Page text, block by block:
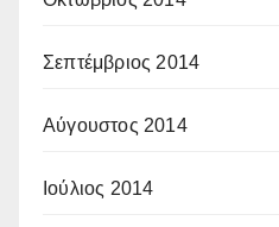
Σεπτέμβριος 2014
Αύγουστος 2014
Ιούλιος 2014